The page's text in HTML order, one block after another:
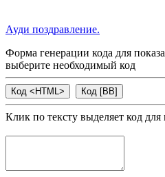
Ауди поздравление.
Форма генерации кода для
выберите необходимый код
Клик по тексту выделяет код для